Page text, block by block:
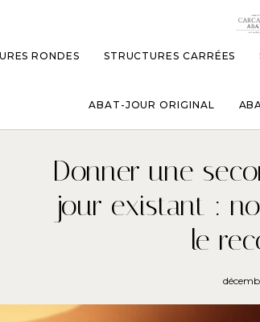
RONDES
STRUCTURES CARRÉES
ABAT-JOUR ORIGINAL
Donner une
jour existant :
le